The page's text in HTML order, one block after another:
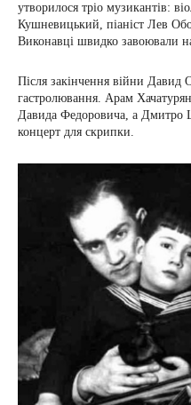
утворилося тріо музикантів:
Кушневицький, піаніст Лев
Виконавці швидко завоювали
Після закінчення війни Давид
гастролювання. Арам
Давида Федоровича, а Дмитро
концерт для скрипки.